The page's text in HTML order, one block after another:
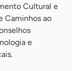
Cultural e
Caminhos ao
e